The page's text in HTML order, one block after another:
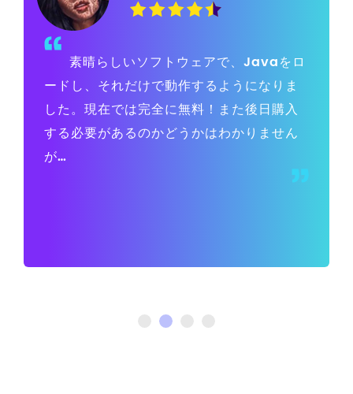
素晴らしいソフトウェアで、Javaをロ
ードし、それだけで動作するようになりま
した。現在では完全に無料！また後日購入
する必要があるのかどうかはわかりません
が…